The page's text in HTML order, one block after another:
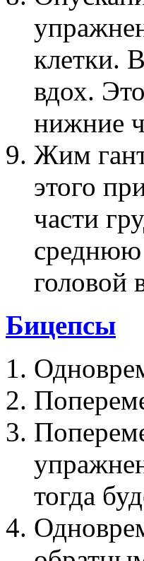
клетки.
вдох.
нижние
Жим
этого
части
среднюю
головой
Бицепсы
тогда